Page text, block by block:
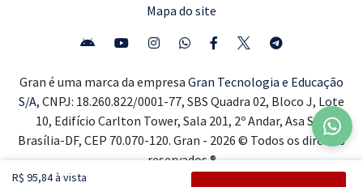
R$ 95,84 à vista
Mapa do site
Gran é uma marca da empresa Gran Tecnologia e Educação
S/A, CNPJ: 18.260.822/0001-77, SBS Quadra 02, Bloco J, Lote
10, Edifício Carlton Tower, Sala 201, 2º Andar, Asa Sul,
Brasília-DF, CEP 70.070-120. Gran - 2026 © Todos os direitos
reservados ®